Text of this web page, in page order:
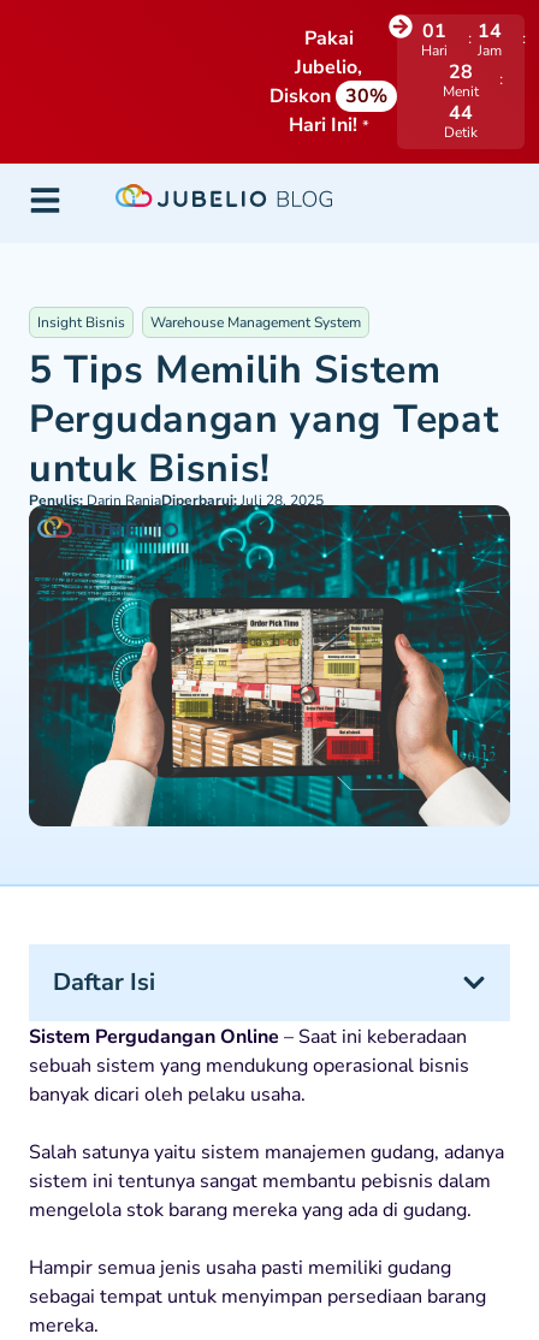
Pakai
Jubelio,
Diskon 30%
Hari Ini! *
01
Hari
14
Jam
28
Menit
43
Detik
Insight Bisnis Warehouse Management System
5 Tips Memilih Sistem
Pergudangan yang Tepat
untuk Bisnis!
Penulis: Darin RaniaDiperbarui:Juli 28, 2025
Sistem Pergudangan Online – Saat ini keberadaan
sebuah sistem yang mendukung operasional bisnis
banyak dicari oleh pelaku usaha.
Salah satunya yaitu sistem manajemen gudang, adanya
sistem ini tentunya sangat membantu pebisnis dalam
mengelola stok barang mereka yang ada di gudang.
Hampir semua jenis usaha pasti memiliki gudang
sebagai tempat untuk menyimpan persediaan barang
mereka.
Daftar Isi